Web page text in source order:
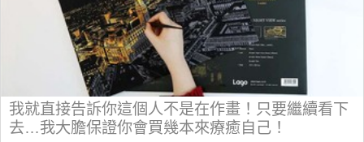
我就直接告訴你這個人不是在作畫！只要繼續看下
去…我大膽保證你會買幾本來療癒自己！